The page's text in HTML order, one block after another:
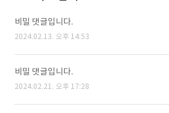
비밀 댓글입니다.
2024.02.13. 오후 14:53
비밀 댓글입니다.
2024.02.21. 오후 17:28